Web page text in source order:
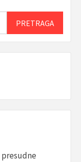
PRETRAGA
presudne